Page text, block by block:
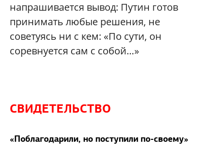
напрашивается вывод: Путин готов
принимать любые решения, не
советуясь ни с кем: «По сути, он
соревнуется сам с собой…»
СВИДЕТЕЛЬСТВО
«Поблагодарили, но поступили по-своему»